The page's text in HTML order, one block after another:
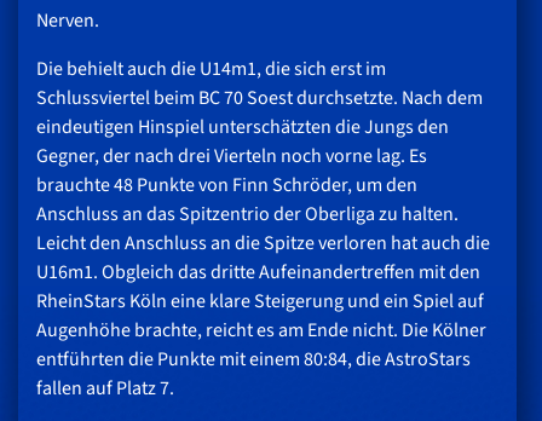
Nerven.
Die behielt auch die U14m1, die sich erst im
Schlussviertel beim BC 70 Soest durchsetzte. Nach dem
eindeutigen Hinspiel unterschätzten die Jungs den
Gegner, der nach drei Vierteln noch vorne lag. Es
brauchte 48 Punkte von Finn Schröder, um den
Anschluss an das Spitzentrio der Oberliga zu halten.
Leicht den Anschluss an die Spitze verloren hat auch die
U16m1. Obgleich das dritte Aufeinandertreffen mit den
RheinStars Köln eine klare Steigerung und ein Spiel auf
Augenhöhe brachte, reicht es am Ende nicht. Die Kölner
entführten die Punkte mit einem 80:84, die AstroStars
fallen auf Platz 7.